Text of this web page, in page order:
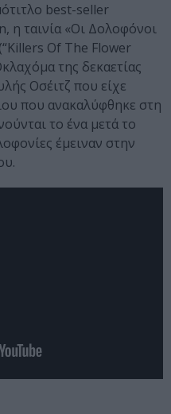
best-seller
η ταινία «Οι Δολοφόνοι
Of The Flower
της δεκαετίας
Οσέιτζ που είχε
που ανακαλύφθηκε στη
το ένα μετά το
έμειναν στην